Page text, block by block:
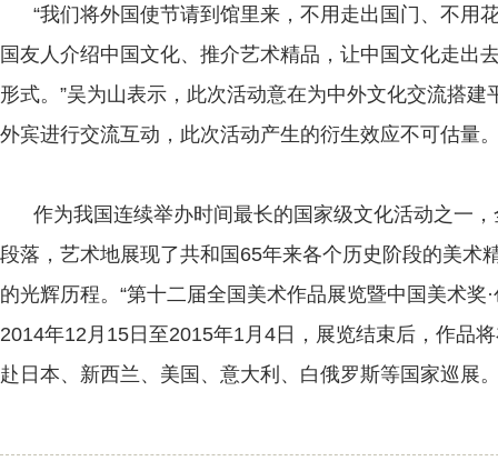
“我们将外国使节请到馆里来，不用走出国门、不用
国友人介绍中国文化、推介艺术精品，让中国文化走出
形式。”吴为山表示，此次活动意在为中外文化交流搭
外宾进行交流互动，此次活动产生的衍生效应不可估量
作为我国连续举办时间最长的国家级文化活动之一，
段落，艺术地展现了共和国65年来各个历史阶段的美术
的光辉历程。“第十二届全国美术作品展览暨中国美术奖
2014年12月15日至2015年1月4日，展览结束后，作品
赴日本、新西兰、美国、意大利、白俄罗斯等国家巡展